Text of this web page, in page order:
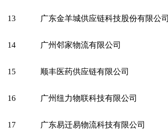
13 广东金羊城供应链科技股份有限公司
14 广州邻家物流有限公司
15 顺丰医药供应链有限公司
16 广州纽力物联科技有限公司
17 广东易迁易物流科技有限公司